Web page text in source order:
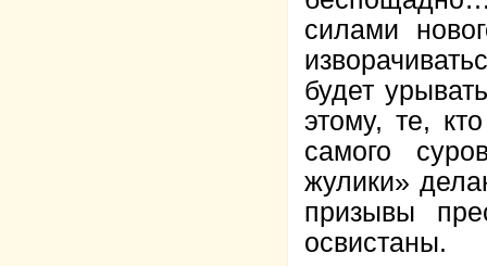
силами
будет
этому, те,
самого
жулики»
призывы
освистаны.